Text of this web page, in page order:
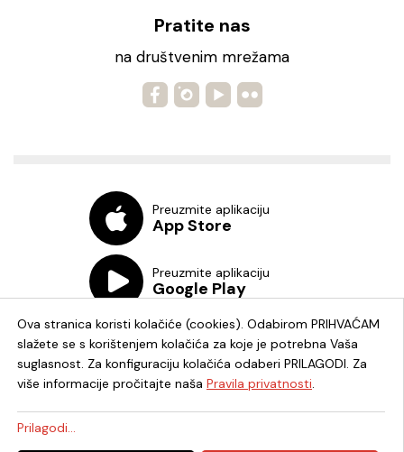
Pratite nas
na društvenim mrežama
Preuzmite aplikaciju
App Store
Preuzmite aplikaciju
Google Play
Ova stranica koristi kolačiće (cookies). Odabirom PRIHVAĆAM
slažete se s korištenjem kolačića za koje je potrebna Vaša
suglasnost. Za konfiguraciju kolačića odaberi PRILAGODI. Za
više informacije pročitajte naša Pravila privatnosti.
Prilagodi...